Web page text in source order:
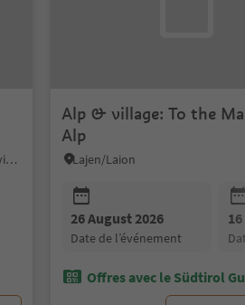
Algund/Lagundo, Meran/Merano and environs
Alp & village: To the
Alp
Lajen/Laion
26 August 2026
date de l’événement
Offres avec le Südtirol